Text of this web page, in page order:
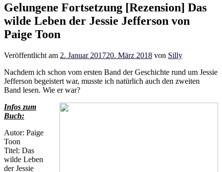
Gelungene Fortsetzung [Rezension] Das
wilde Leben der Jessie Jefferson von
Paige Toon
Veröffentlicht am 2. Januar 201720. März 2018 von Silly
Nachdem ich schon vom ersten Band der Geschichte rund um Jessie
Jefferson begeistert war, musste ich natürlich auch den zweiten
Band lesen. Wie er war?
Infos zum
Buch:
Autor: Paige
Toon
Titel: Das
wilde Leben
der Jessie